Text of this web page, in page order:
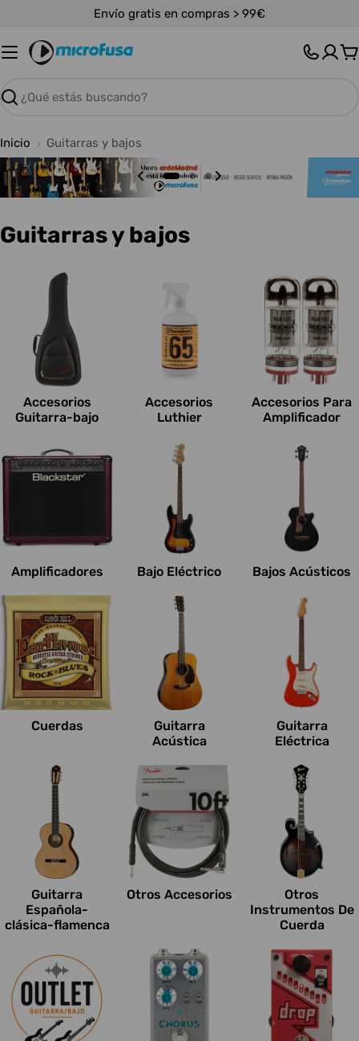
contenido
Envío gratis en compras > 99€
Buscar
Inicio Guitarras y bajos
C
e
s
:
Guitarras y bajos
Accesorios
Guitarra-bajo
Accesorios
Luthier
Accesorios Para
Amplificador
Amplificadores Bajo Eléctrico Bajos Acústicos
Cuerdas
Guitarra
Acústica
Guitarra
Eléctrica
Guitarra
Española-
clásica-flamenca
Otros Accesorios
Otros
Instrumentos De
Cuerda